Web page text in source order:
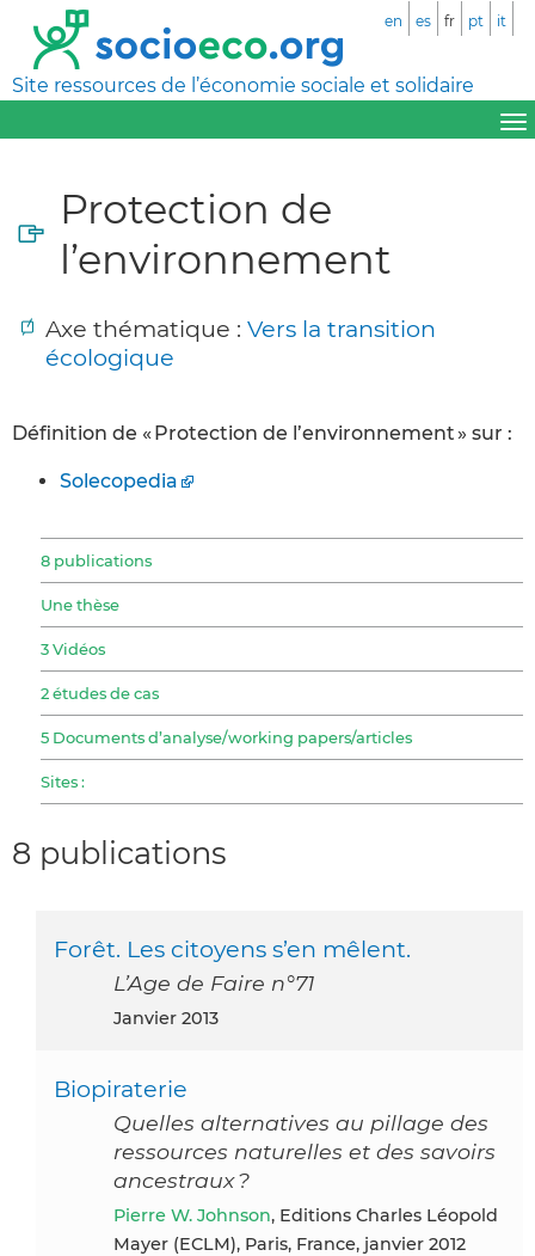
Site ressources de l’économie sociale et solidaire
en es fr pt it
Protection de
l’environnement
Axe thématique : Vers la transition
écologique
Définition de « Protection de l’environnement » sur :
Solecopedia
8 publications
Une thèse
3 Vidéos
2 études de cas
5 Documents d’analyse/working papers/articles
Sites :
8 publications
Forêt. Les citoyens s’en mêlent.
L’Age de Faire n°71
janvier 2013
Biopiraterie
Quelles alternatives au pillage des
ressources naturelles et des savoirs
ancestraux ?
Pierre W. Johnson, Editions Charles Léopold
Mayer (ECLM), Paris, France, janvier 2012